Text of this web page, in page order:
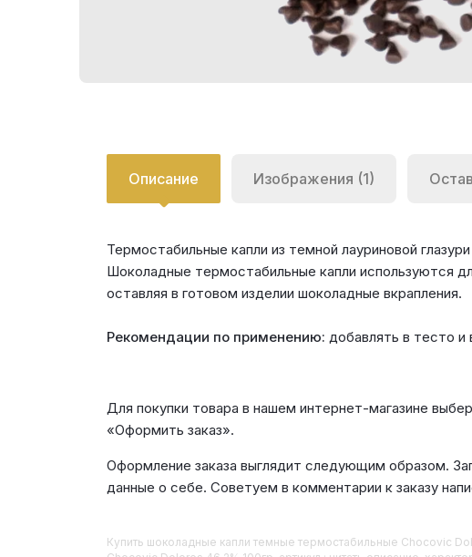
Описание Изображения (1)
Термостабильные капли из темной лауриновой
Шоколадные термостабильные капли используются
оставляя в готовом изделии шоколадные вкрапления.
Рекомендации по применению: добавлять в тесто и
Для покупки товара в нашем интернет-магазине
«Оформить заказ».
Оформление заказа выглядит следующим образом.
данные о себе. Советуем в комментарии к заказу
Купить Шоколадные капли темные термостабильные Chocovic